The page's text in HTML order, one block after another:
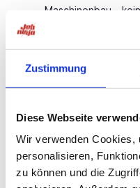
Zustimmung
Diese Webseite
Wir verwenden Cookies,
personalisieren,
zu können und die
Maschinenbau –
,
Führerschein der
und
DEIN DIREKTER